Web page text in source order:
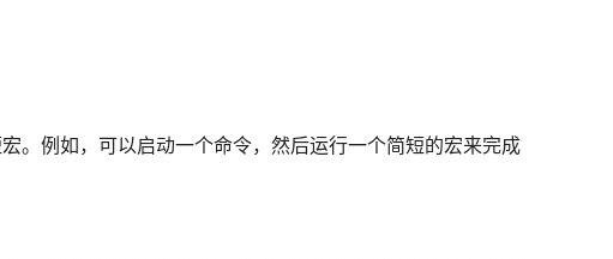
。例如，可以启动一个命令，然后运行一个简短的宏来完成